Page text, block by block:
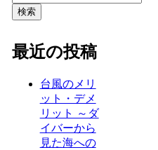
検索
最近の投稿
台風のメリ
ット・デメ
リット ～ダ
イバーから
見た海への